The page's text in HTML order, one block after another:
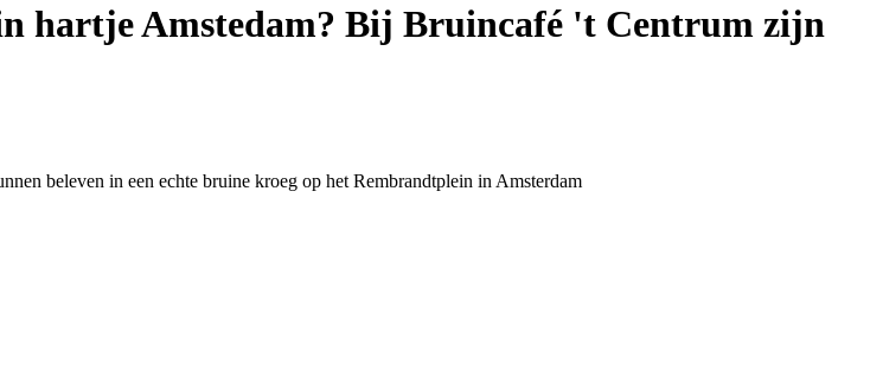
hartje Amstedam? Bij Bruincafé 't Centrum zijn
beleven in een echte bruine kroeg op het Rembrandtplein in Amsterdam